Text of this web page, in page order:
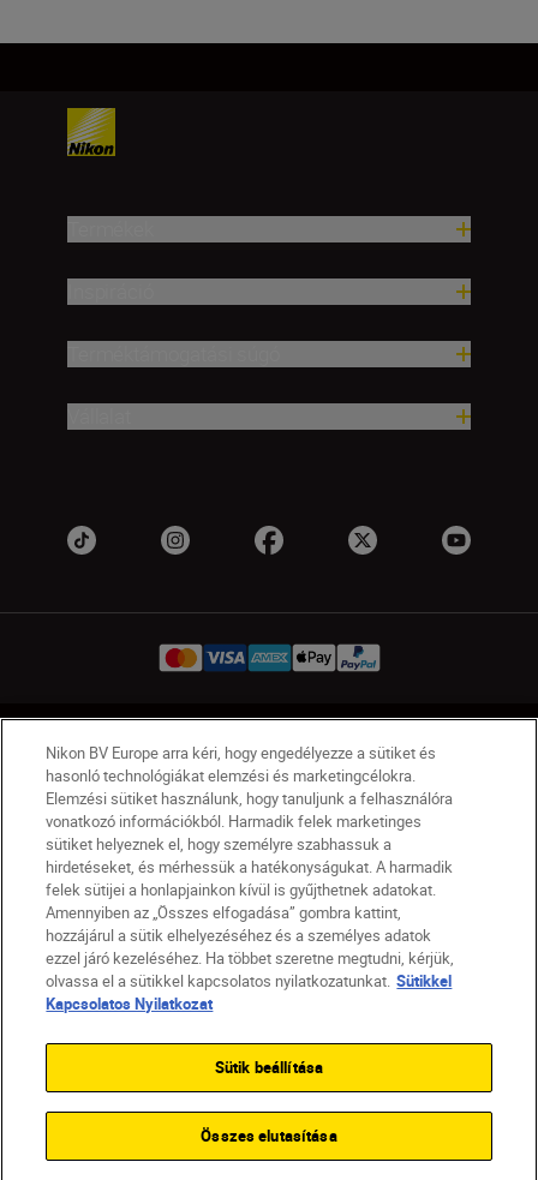
HU Nikon Sites
Lépjen kapcsolatba velünk
Adatvédelmi nyilatkozat
Jogi nyilatkozat
Nikon Store szerződési feltételek
Sütikkel kapcsolatos nyilatkozat
Akadálymentesség
Sütikre vonatkozó beállítások
© 2026 Nikon
SKIP
Nikon BV Europe arra kéri, hogy engedélyezze a sütiket és
hasonló technológiákat elemzési és marketingcélokra.
Elemzési sütiket használunk, hogy tanuljunk a felhasználóra
vonatkozó információkból. Harmadik felek marketinges
sütiket helyeznek el, hogy személyre szabhassuk a
hirdetéseket, és mérhessük a hatékonyságukat. A harmadik
felek sütijei a honlapjainkon kívül is gyűjthetnek adatokat.
Amennyiben az „Összes elfogadása” gombra kattint,
hozzájárul a sütik elhelyezéséhez és a személyes adatok
ezzel járó kezeléséhez. Ha többet szeretne megtudni, kérjük,
olvassa el a sütikkel kapcsolatos nyilatkozatunkat. Sütikkel
Kapcsolatos Nyilatkozat
Sütik beállítása
Összes elutasítása